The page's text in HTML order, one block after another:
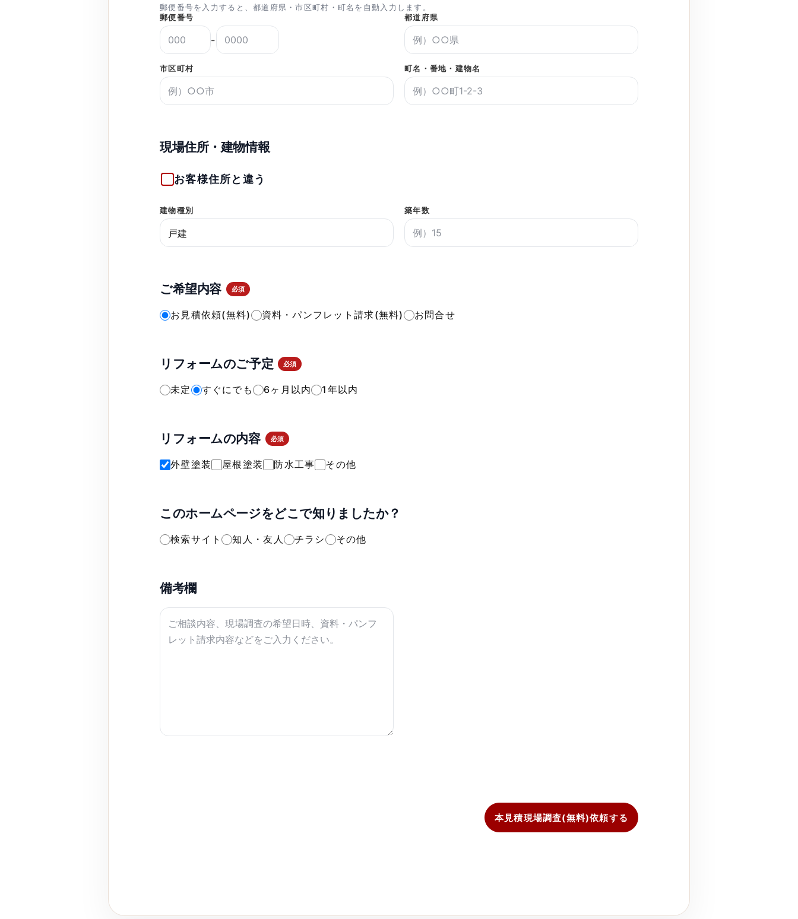
郵便番号を入力すると、都道府県・市区町村・町名を自動入力します。
郵便番号
-
都道府県
市区町村 町名・番地・建物名
現場住所・建物情報
お客様住所と違う
建物種別 築年数
ご希望内容 必須
お見積依頼(無料) 資料・パンフレット請求(無料) お問合せ
リフォームのご予定 必須
未定 すぐにでも 6ヶ月以内 1年以内
リフォームの内容 必須
外壁塗装 屋根塗装 防水工事 その他
このホームページをどこで知りましたか？
検索サイト 知人・友人 チラシ その他
備考欄